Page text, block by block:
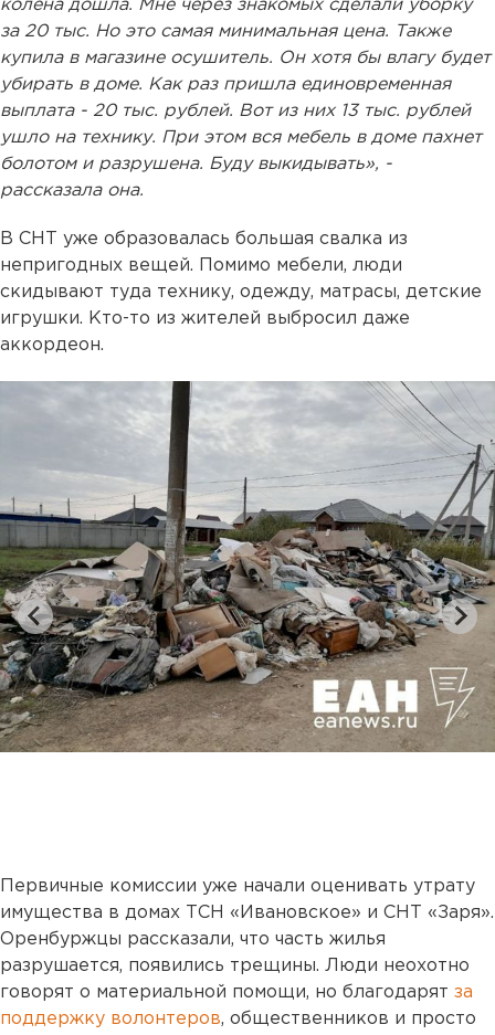
колена дошла. Мне через знакомых сделали уборку
за 20 тыс. Но это самая минимальная цена. Также
купила в магазине осушитель. Он хотя бы влагу будет
убирать в доме. Как раз пришла единовременная
выплата - 20 тыс. рублей. Вот из них 13 тыс. рублей
ушло на технику. При этом вся мебель в доме пахнет
болотом и разрушена. Буду выкидывать», -
рассказала она.
В СНТ уже образовалась большая свалка из
непригодных вещей. Помимо мебели, люди
скидывают туда технику, одежду, матрасы, детские
игрушки. Кто-то из жителей выбросил даже
аккордеон.
Первичные комиссии уже начали оценивать утрату
имущества в домах ТСН «Ивановское» и СНТ «Заря».
Оренбуржцы рассказали, что часть жилья
разрушается, появились трещины. Люди неохотно
говорят о материальной помощи, но благодарят за
поддержку волонтеров, общественников и просто